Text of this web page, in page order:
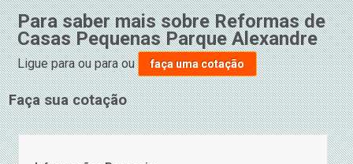
Para saber mais sobre Reformas de
Casas Pequenas Parque Alexandre
Ligue paraou paraou faça uma cotação
Faça sua cotação